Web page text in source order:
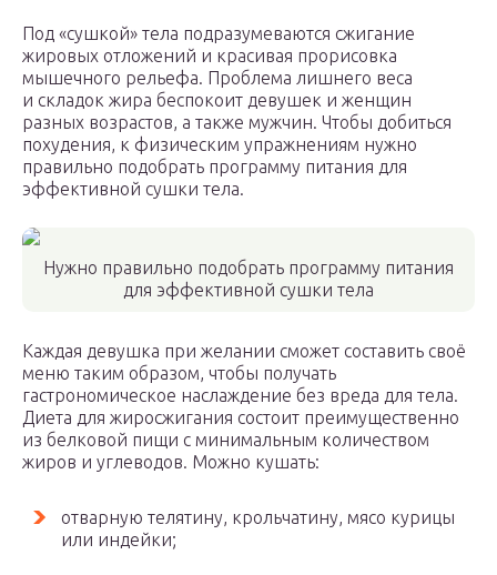
Под «сушкой» тела подразумеваются сжигание
жировых отложений и красивая прорисовка
мышечного рельефа. Проблема лишнего веса
и складок жира беспокоит девушек и женщин
разных возрастов, а также мужчин. Чтобы добиться
похудения, к физическим упражнениям нужно
правильно подобрать программу питания для
эффективной сушки тела.
Нужно правильно подобрать программу питания
для эффективной сушки тела
Каждая девушка при желании сможет составить своё
меню таким образом, чтобы получать
гастрономическое наслаждение без вреда для тела.
Диета для жиросжигания состоит преимущественно
из белковой пищи с минимальным количеством
жиров и углеводов. Можно кушать:
отварную телятину, крольчатину, мясо курицы
или индейки;